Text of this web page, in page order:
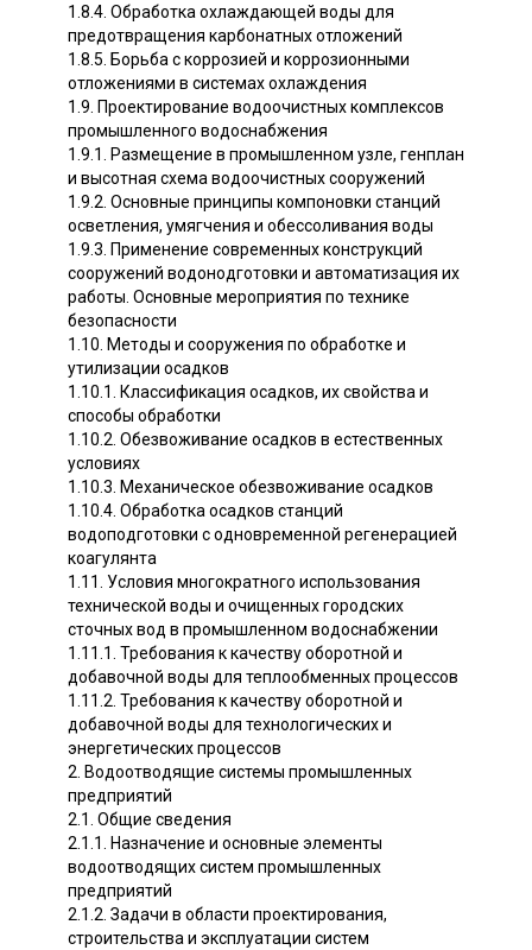
1.8.4. Обработка охлаждающей воды для
предотвращения карбонатных отложений
1.8.5. Борьба с коррозией и коррозионными
отложениями в системах охлаждения
1.9. Проектирование водоочистных комплексов
промышленного водоснабжения
1.9.1. Размещение в промышленном узле, генплан
и высотная схема водоочистных сооружений
1.9.2. Основные принципы компоновки станций
осветления, умягчения и обессоливания воды
1.9.3. Применение современных конструкций
сооружений водонодготовки и автоматизация их
работы. Основные мероприятия по технике
безопасности
1.10. Методы и сооружения по обработке и
утилизации осадков
1.10.1. Классификация осадков, их свойства и
способы обработки
1.10.2. Обезвоживание осадков в естественных
условиях
1.10.3. Механическое обезвоживание осадков
1.10.4. Обработка осадков станций
водоподготовки с одновременной регенерацией
коагулянта
1.11. Условия многократного использования
технической воды и очищенных городских
сточных вод в промышленном водоснабжении
1.11.1. Требования к качеству оборотной и
добавочной воды для теплообменных процессов
1.11.2. Требования к качеству оборотной и
добавочной воды для технологических и
энергетических процессов
2. Водоотводящие системы промышленных
предприятий
2.1. Общие сведения
2.1.1. Назначение и основные элементы
водоотводящих систем промышленных
предприятий
2.1.2. Задачи в области проектирования,
строительства и эксплуатации систем